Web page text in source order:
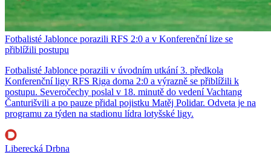
Fotbalisté Jablonce porazili RFS 2:0 a v Konferenční lize se
přiblížili postupu
Fotbalisté Jablonce porazili v úvodním utkání 3. předkola
Konferenční ligy RFS Riga doma 2:0 a výrazně se přiblížili k
postupu. Severočechy poslal v 18. minutě do vedení Vachtang
Čanturišvili a po pauze přidal pojistku Matěj Polidar. Odveta je na
programu za týden na stadionu lídra lotyšské ligy.
Liberecká Drbna